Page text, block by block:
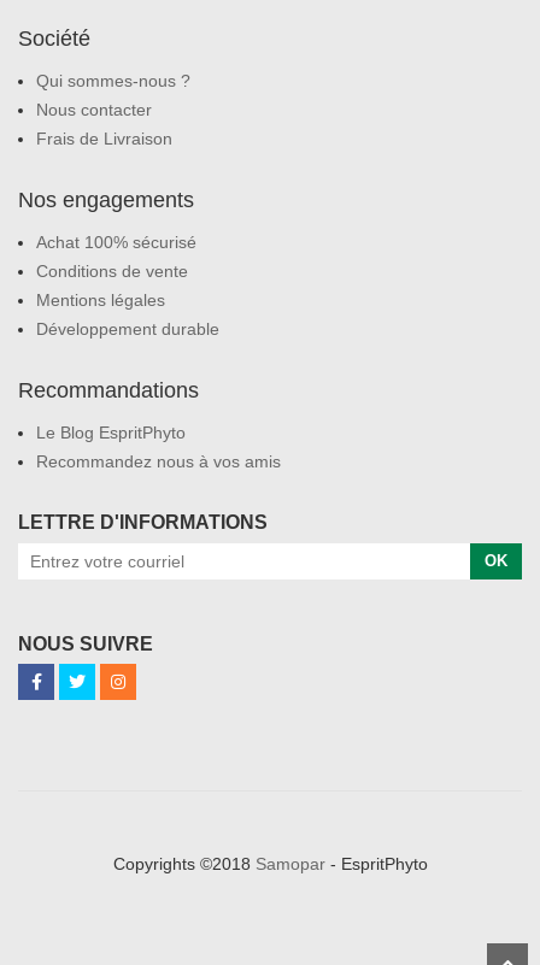
Société
Qui sommes-nous ?
Nous contacter
Frais de Livraison
Nos engagements
Achat 100% sécurisé
Conditions de vente
Mentions légales
Développement durable
Recommandations
Le Blog EspritPhyto
Recommandez nous à vos amis
LETTRE D'INFORMATIONS
OK
NOUS SUIVRE
Copyrights ©2018 Samopar- EspritPhyto